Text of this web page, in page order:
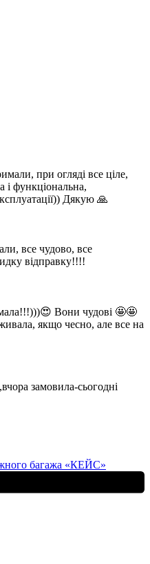
при огляді все ціле,
і функціональна,
Дякую 🙏
все чудово, все
відправку!!!!
Вони чудові 🤩🤩
якщо чесно, але все на
замовила-сьогодні